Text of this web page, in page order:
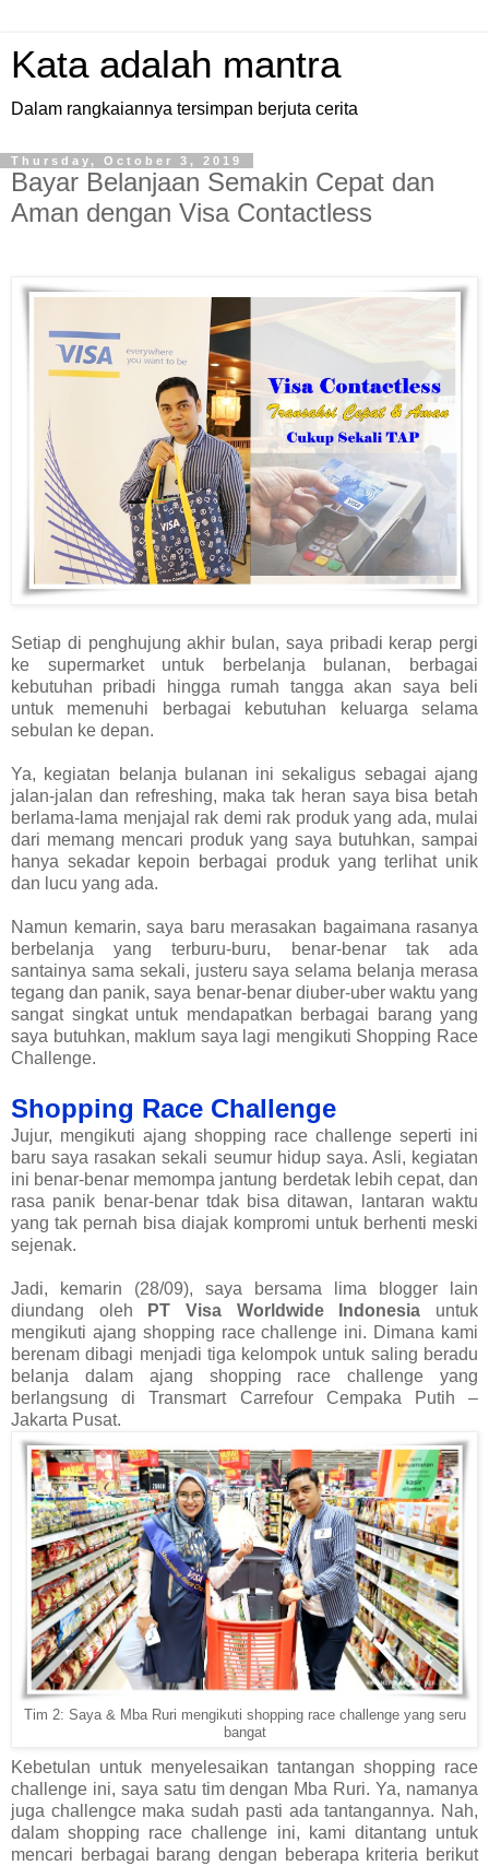
Kata adalah mantra
Dalam rangkaiannya tersimpan berjuta cerita
Thursday, October 3, 2019
Bayar Belanjaan Semakin Cepat dan
Aman dengan Visa Contactless
Setiap di penghujung akhir bulan, saya pribadi kerap pergi
ke supermarket untuk berbelanja bulanan, berbagai
kebutuhan pribadi hingga rumah tangga akan saya beli
untuk memenuhi berbagai kebutuhan keluarga selama
sebulan ke depan.
Ya, kegiatan belanja bulanan ini sekaligus sebagai ajang
jalan-jalan dan refreshing, maka tak heran saya bisa betah
berlama-lama menjajal rak demi rak produk yang ada, mulai
dari memang mencari produk yang saya butuhkan, sampai
hanya sekadar kepoin berbagai produk yang terlihat unik
dan lucu yang ada.
Namun kemarin, saya baru merasakan bagaimana rasanya
berbelanja yang terburu-buru, benar-benar tak ada
santainya sama sekali, justeru saya selama belanja merasa
tegang dan panik, saya benar-benar diuber-uber waktu yang
sangat singkat untuk mendapatkan berbagai barang yang
saya butuhkan, maklum saya lagi mengikuti Shopping Race
Challenge.
Shopping Race Challenge
Jujur, mengikuti ajang shopping race challenge seperti ini
baru saya rasakan sekali seumur hidup saya. Asli, kegiatan
ini benar-benar memompa jantung berdetak lebih cepat, dan
rasa panik benar-benar tdak bisa ditawan, lantaran waktu
yang tak pernah bisa diajak kompromi untuk berhenti meski
sejenak.
Jadi, kemarin (28/09), saya bersama lima blogger lain
diundang oleh
PT Visa Worldwide Indonesia untuk
mengikuti ajang shopping race challenge ini. Dimana kami
berenam dibagi menjadi tiga kelompok untuk saling beradu
belanja dalam ajang shopping race challenge yang
berlangsung di Transmart Carrefour Cempaka Putih –
Jakarta Pusat.
Tim 2: Saya & Mba Ruri mengikuti shopping race challenge yang seru
bangat
Kebetulan untuk menyelesaikan tantangan shopping race
challenge ini, saya satu tim dengan Mba Ruri. Ya, namanya
juga challengce maka sudah pasti ada tantangannya. Nah,
dalam shopping race challenge ini, kami ditantang untuk
mencari berbagai barang dengan beberapa kriteria berikut